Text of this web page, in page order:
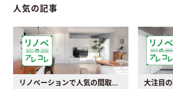
人気の記事
リノベーションで人気の間取りとは？トレンドの間取りと実例を徹底解説